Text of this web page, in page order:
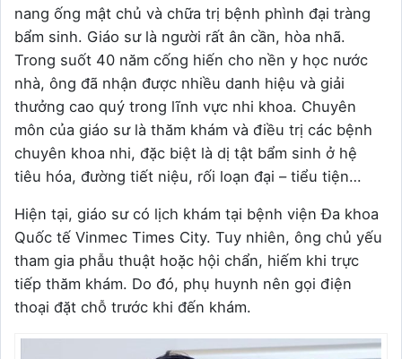
nang ống mật chủ và chữa trị bệnh phình đại tràng
bẩm sinh. Giáo sư là người rất ân cần, hòa nhã.
Trong suốt 40 năm cống hiến cho nền y học nước
nhà, ông đã nhận được nhiều danh hiệu và giải
thưởng cao quý trong lĩnh vực nhi khoa. Chuyên
môn của giáo sư là thăm khám và điều trị các bệnh
chuyên khoa nhi, đặc biệt là dị tật bẩm sinh ở hệ
tiêu hóa, đường tiết niệu, rối loạn đại – tiểu tiện…
Hiện tại, giáo sư có lịch khám tại bệnh viện Đa khoa
Quốc tế Vinmec Times City. Tuy nhiên, ông chủ yếu
tham gia phẫu thuật hoặc hội chẩn, hiếm khi trực
tiếp thăm khám. Do đó, phụ huynh nên gọi điện
thoại đặt chỗ trước khi đến khám.